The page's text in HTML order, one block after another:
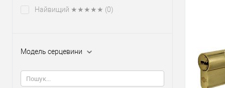
Найвищий ★★★★★ (0)
Модель серцевини
У